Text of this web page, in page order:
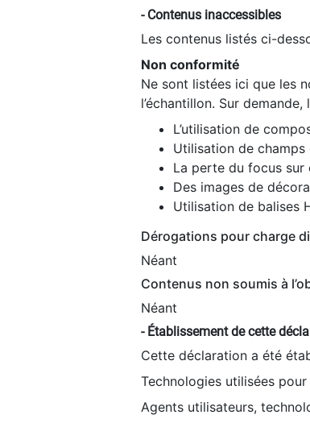
- Contenus inaccessibles
Les contenus listés ci-
Non conformité
Ne sont listées ici que les
l’échantillon. Sur
L’utilisation de
Utilisation de
La perte du focus sur
Des images de
Utilisation de balises
Dérogations pour charge
Néant
Contenus non soumis à
Néant
- Établissement de cette
Cette déclaration a été
Technologies utilisées
Agents utilisateurs,